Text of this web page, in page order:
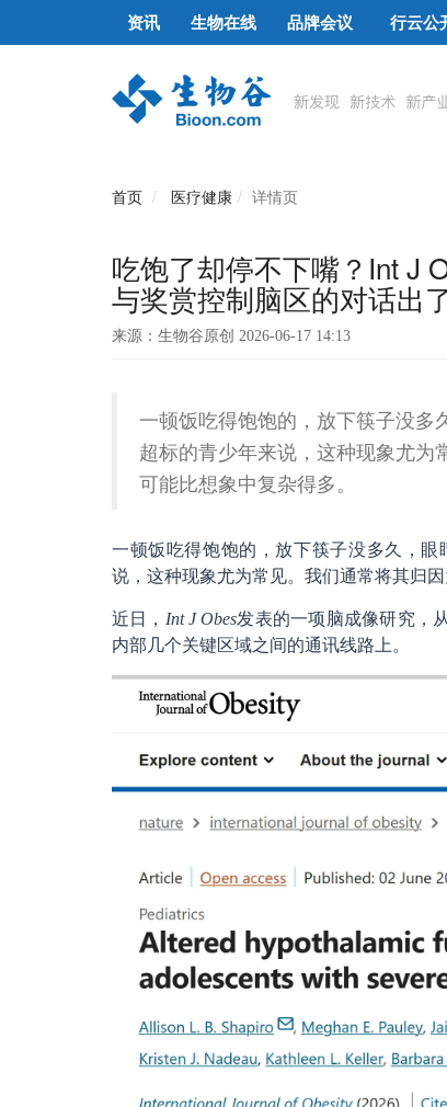
资讯 生物在线 品牌会议 行云公
首页 医疗健康 详情页
吃饱了却停不下嘴？Int J
与奖赏控制脑区的对话出
来源：生物谷原创 2026-06-17 14:13
一顿饭吃得饱饱的，放下筷子没多
超标的青少年来说，这种现象尤为
可能比想象中复杂得多。
一顿饭吃得饱饱的，放下筷子没多久，
说，这种现象尤为常见。我们通常将其归
近日， Int J Obes发表的一项脑成像研究，
内部几个关键区域之间的通讯线路上。